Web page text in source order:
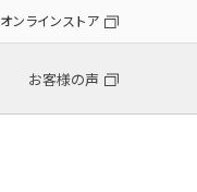
オンラインストア
お客様の声